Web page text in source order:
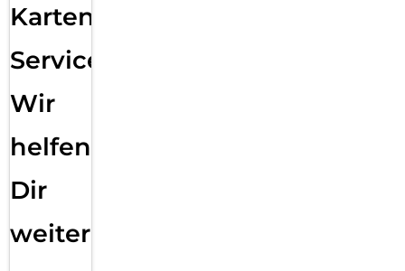
Karten
Service:
Wir
helfen
Dir
weiter